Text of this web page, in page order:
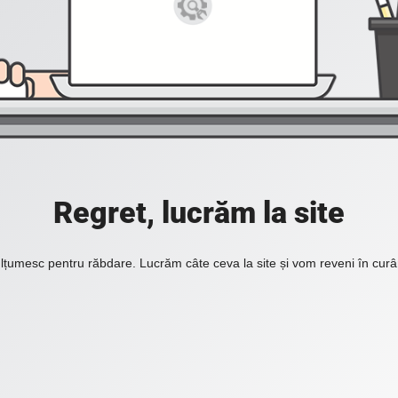
Regret, lucrăm la site
pentru răbdare. Lucrăm câte ceva la site și vom reveni în